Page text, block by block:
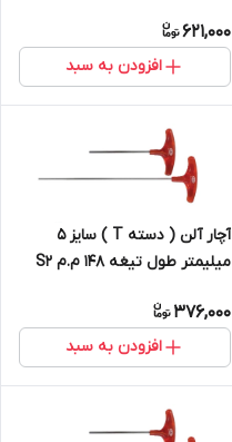
621,000
افزودن به سبد
آچار آلن ( دسته T ) سایز 5
میلیمتر طول تیغه 148 م.م S2
376,000
افزودن به سبد